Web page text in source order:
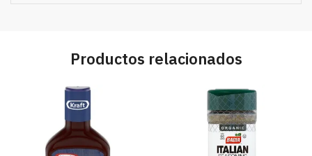
Productos relacionados